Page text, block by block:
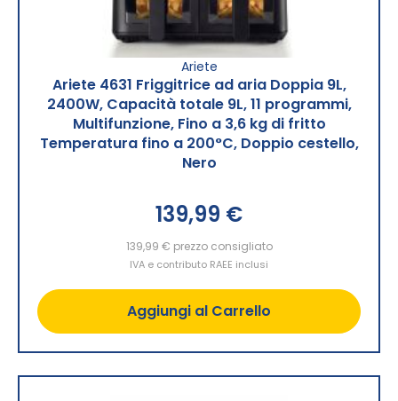
Ariete
Ariete 4631 Friggitrice ad aria Doppia 9L,
2400W, Capacità totale 9L, 11 programmi,
Multifunzione, Fino a 3,6 kg di fritto
Temperatura fino a 200°C, Doppio cestello,
Nero
139,99 €
139,99 € prezzo consigliato
IVA e contributo RAEE inclusi
Aggiungi al Carrello